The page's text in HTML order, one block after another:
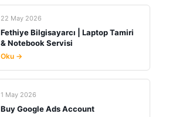
22 May 2026
Fethiye Bilgisayarcı | Laptop Tamiri
& Notebook Servisi
Oku →
1 May 2026
Buy Google Ads Account